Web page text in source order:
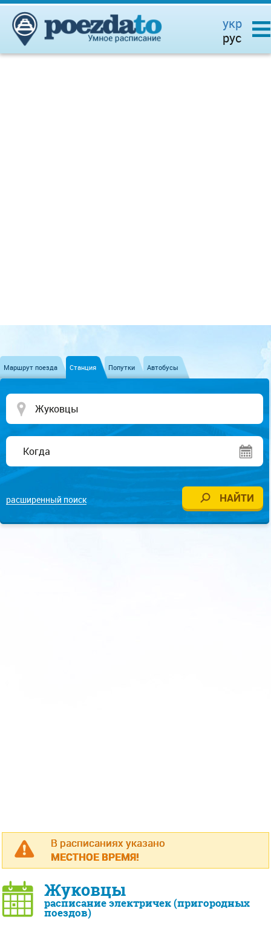
укр
рус
Маршрут поезда Станция Попутки Автобусы
расширенный поиск
В расписаниях указано
МЕСТНОЕ ВРЕМЯ!
Жуковцы
расписание электричек (пригородных
поездов)